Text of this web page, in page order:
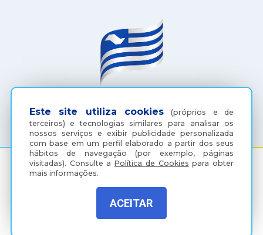
Este site utiliza cookies (próprios e de
terceiros) e tecnologias similares para analisar os
nossos serviços e exibir publicidade personalizada
com base em um perfil elaborado a partir dos seus
hábitos de navegação (por exemplo, páginas
visitadas). Consulte aPolítica de Cookies para obter
mais informações.
ACEITAR
(18) 3607-6500
Rua Coelho Neto, 73, Vila São Paulo, Araçatuba - SP, CEP:
Política de Privacidade